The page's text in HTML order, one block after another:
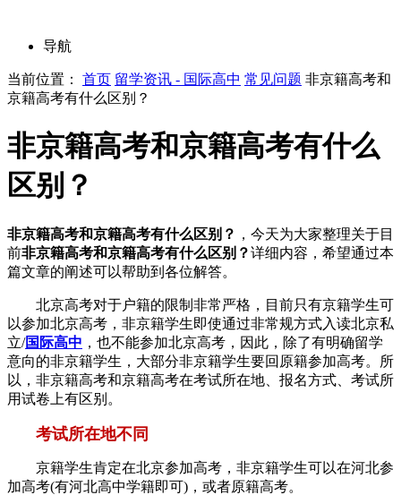
导航
当前位置： 首页 留学资讯 - 国际高中 常见问题 非京籍高考和
京籍高考有什么区别？
非京籍高考和京籍高考有什么
区别？
非京籍高考和京籍高考有什么区别？ ，今天为大家整理关于目
前非京籍高考和京籍高考有什么区别？详细内容，希望通过本
篇文章的阐述可以帮助到各位解答。
北京高考对于户籍的限制非常严格，目前只有京籍学生可
以参加北京高考，非京籍学生即使通过非常规方式入读北京私
立/国际高中 ，也不能参加北京高考，因此，除了有明确留学
意向的非京籍学生，大部分非京籍学生要回原籍参加高考。所
以，非京籍高考和京籍高考在考试所在地、报名方式、考试所
用试卷上有区别。
考试所在地不同
京籍学生肯定在北京参加高考，非京籍学生可以在河北参
加高考(有河北高中学籍即可)，或者原籍高考。